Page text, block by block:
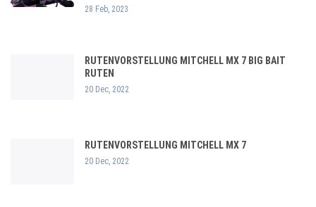
28 Feb, 2023
RUTENVORSTELLUNG MITCHELL MX 7 BIG BAIT
RUTEN
20 Dec, 2022
RUTENVORSTELLUNG MITCHELL MX 7
20 Dec, 2022